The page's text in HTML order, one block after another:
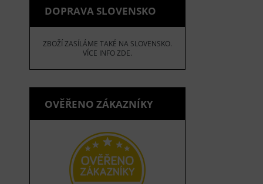
DOPRAVA SLOVENSKO
ZBOŽÍ ZASÍLÁME TAKÉ NA SLOVENSKO.
VÍCE INFO ZDE.
OVĚŘENO ZÁKAZNÍKY